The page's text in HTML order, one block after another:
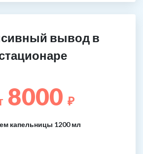
вывод в
8000 ₽
капельницы 1200 мл